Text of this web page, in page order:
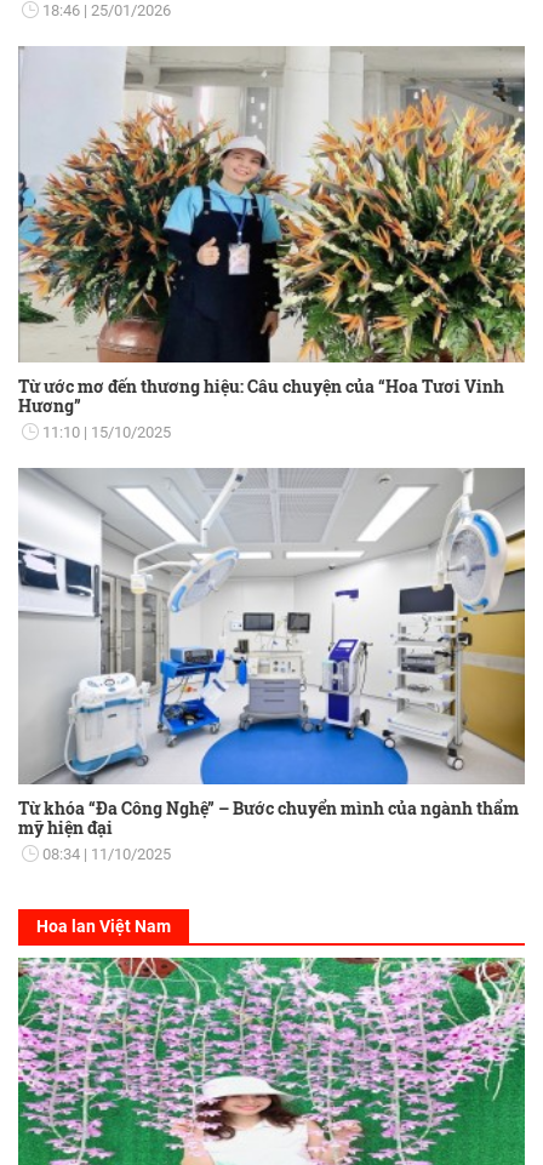
18:46 25/01/2026
Từ ước mơ đến thương hiệu: Câu chuyện của “Hoa Tươi Vinh
Hương”
11:10 15/10/2025
Từ khóa “Đa Công Nghệ” – Bước chuyển mình của ngành thẩm
mỹ hiện đại
08:34 11/10/2025
Hoa lan Việt Nam